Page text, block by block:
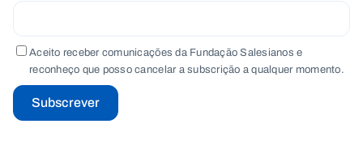
Aceito receber comunicações da Fundação Salesianos e
reconheço que posso cancelar a subscrição a qualquer momento.
Subscrever